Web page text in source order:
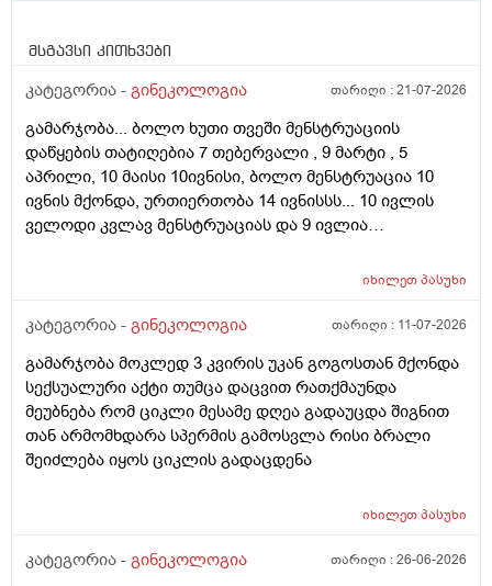
მსგავსი კითხვები
კატეგორია - გინეკოლოგია თარიღი :21-07-2026
გამარჯობა... ბოლო ხუთი თვეში მენსტრუაციის
დაწყების თატიღებია 7 თებერვალი , 9 მარტი , 5
აპრილი, 10 მაისი 10ივნისი, ბოლო მენსტრუაცია 10
ივნის მქონდა, ურთიერთობა 14 ივნისსს... 10 ივლის
ველოდი კვლავ მენსტრუაციას და 9 ივლია
მენსტრუაცია 10 დღეა გადამიცდს,,, ორსულობას არ
თვე გავიდა... 9 ივლის რო დავორსულებოდი როგორ
ტკივილის ხან არა, შარდვის შემდეგ ტკივილი და
შებერილობის შეგრძმება...ჩემით ორციპოლი და
ნოშპაც დავლიეე.... რა უნდა ვქნა
იხილეთპასუხი
კატეგორია - გინეკოლოგია თარიღი : 11-07-2026
გამარჯობა მოკლედ 3 კვირის უკან გოგოსთან მქონდა
სექსუალური აქტი თუმცა დაცვით რათქმაუნდა
მეუბნება რომ ციკლი მესამე დღეა გადაუცდა შიგნით
თან არმომხდარა სპერმის გამოსვლა რისი ბრალი
შეიძლება იყოს ციკლის გადაცდენა
იხილეთპასუხი
კატეგორია - გინეკოლოგია თარიღი :26-06-2026